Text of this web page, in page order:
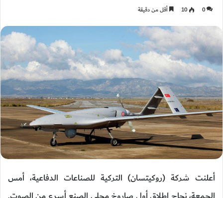
0
10 أقل من دقيقة
أعلنت شركة (روكيتسان) التركية للصناعات الدفاعية، أمس